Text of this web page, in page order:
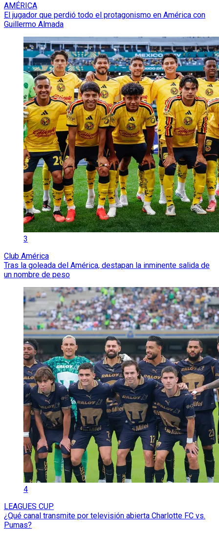
AMÉRICA
El jugador que perdió todo el protagonismo en América con
Guillermo Almada
3
Club América
Tras la goleada del América, destapan la inminente salida de
un nombre de peso
4
LEAGUES CUP
¿Qué canal transmite por televisión abierta Charlotte FC vs.
Pumas?